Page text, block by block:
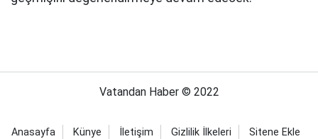
Vatandan Haber © 2022
Anasayfa Künye İletişim Gizlilik İlkeleri Sitene Ekle